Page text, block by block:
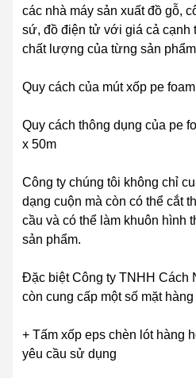
các nhà máy sản xuất đồ gỗ,
sứ, đồ điện tử với giá cả cạnh
chất lượng của từng sản
Quy cách của mút xốp pe
Quy cách thông dụng của pe
x 50m
Công ty chúng tôi không chỉ
dạng cuộn mà còn có thể cắt
cầu và có thể làm khuôn hình
sản phẩm.
Đặc biệt Công ty TNHH Cách
còn cung cấp một số mặt
+ Tấm xốp eps chèn lót hàng
yêu cầu sử dụng